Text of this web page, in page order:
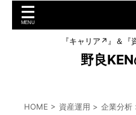
『キャリア↗︎』＆『
野良
HOME > 資産運用 > 企業分析